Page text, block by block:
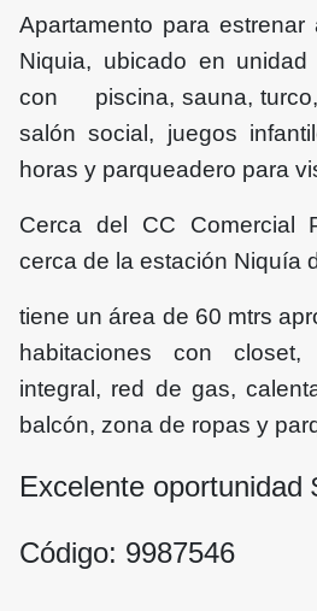
Apartamento para
Niquia, ubicado en unidad
con piscina, sauna, turco,
salón social, juegos
horas y parqueadero para
Cerca del CC Comercial
cerca de la estación Niquía
tiene un área de 60 mtrs
habitaciones con
integral, red de gas,
balcón, zona de ropas y
Excelente oportunidad
Código: 9987546